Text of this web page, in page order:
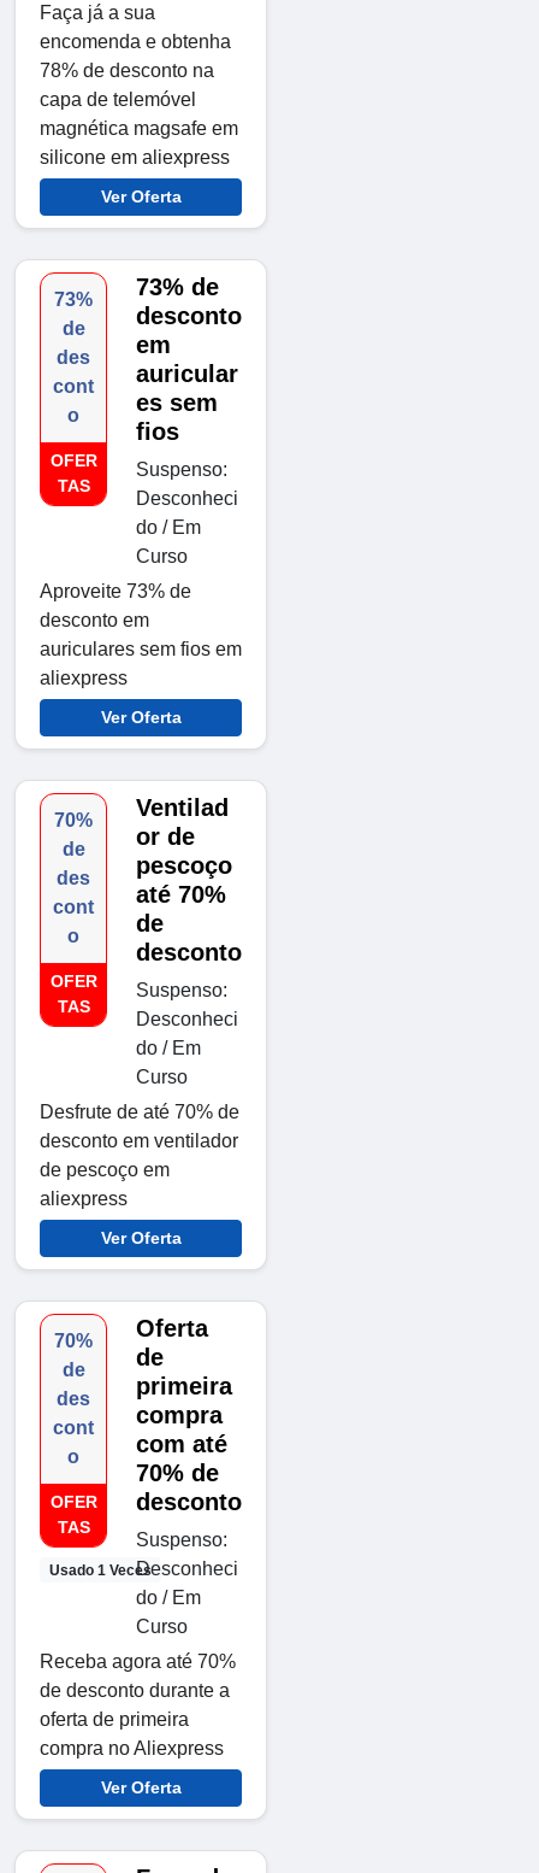
Faça já a sua
encomenda e obtenha
78% de desconto na
capa de telemóvel
magnética magsafe em
silicone em aliexpress
Ver Oferta
73%
de
des
cont
o
OFER
TAS
73% de
desconto
em
auricular
es sem
fios
Suspenso:
Desconheci
do / Em
Curso
Aproveite 73% de
desconto em
auriculares sem fios em
aliexpress
Ver Oferta
70%
de
des
cont
o
OFER
TAS
Ventilad
or de
pescoço
até 70%
de
desconto
Suspenso:
Desconheci
do / Em
Curso
Desfrute de até 70% de
desconto em ventilador
de pescoço em
aliexpress
Ver Oferta
70%
de
des
cont
o
OFER
TAS
Usado 1 Veces
Oferta
de
primeira
compra
com até
70% de
desconto
Suspenso:
Desconheci
do / Em
Curso
Receba agora até 70%
de desconto durante a
oferta de primeira
compra no Aliexpress
Ver Oferta